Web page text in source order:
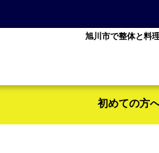
旭川市で整体と料
初めての方